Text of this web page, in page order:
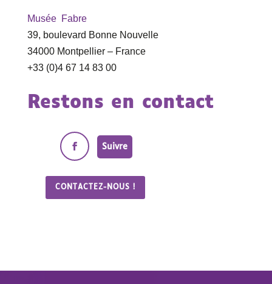
Musée Fabre
39, boulevard Bonne Nouvelle
34000 Montpellier – France
+33 (0)4 67 14 83 00
Restons en contact
Suivre
CONTACTEZ-NOUS !